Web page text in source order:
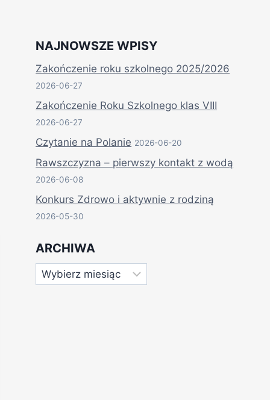
NAJNOWSZE WPISY
Zakończenie roku szkolnego 2025/2026
2026-06-27
Zakończenie Roku Szkolnego klas VIII
2026-06-27
Czytanie na Polanie 2026-06-20
Rawszczyzna – pierwszy kontakt z wodą
2026-06-08
Konkurs Zdrowo i aktywnie z rodziną
2026-05-30
ARCHIWA